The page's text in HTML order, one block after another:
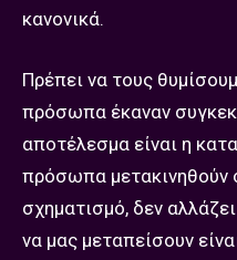
κανονικά.
Πρέπει να τους
πρόσωπα έκαναν
αποτέλεσμα είναι η
πρόσωπα μετακινηθούν
σχηματισμό, δεν
να μας μεταπείσουν